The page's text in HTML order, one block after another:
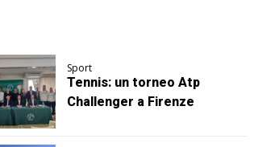
Sport
Tennis: un torneo Atp
Challenger a Firenze